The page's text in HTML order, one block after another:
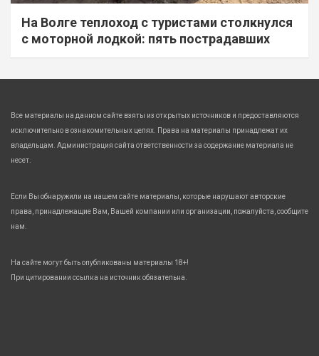
На Волге теплоход с туристами столкнулся
с моторной лодкой: пять пострадавших
Все материалы на данном сайте взяты из открытых источников и предоставляются
исключительно в ознакомительных целях. Права на материалы принадлежат их
владельцам. Администрация сайта ответственности за содержание материала не
несет.
Если Вы обнаружили на нашем сайте материалы, которые нарушают авторские
права, принадлежащие Вам, Вашей компании или организации, пожалуйста, сообщите
нам.
На сайте могут быть опубликованы материалы 18+!
При цитировании ссылка на источник обязательна.